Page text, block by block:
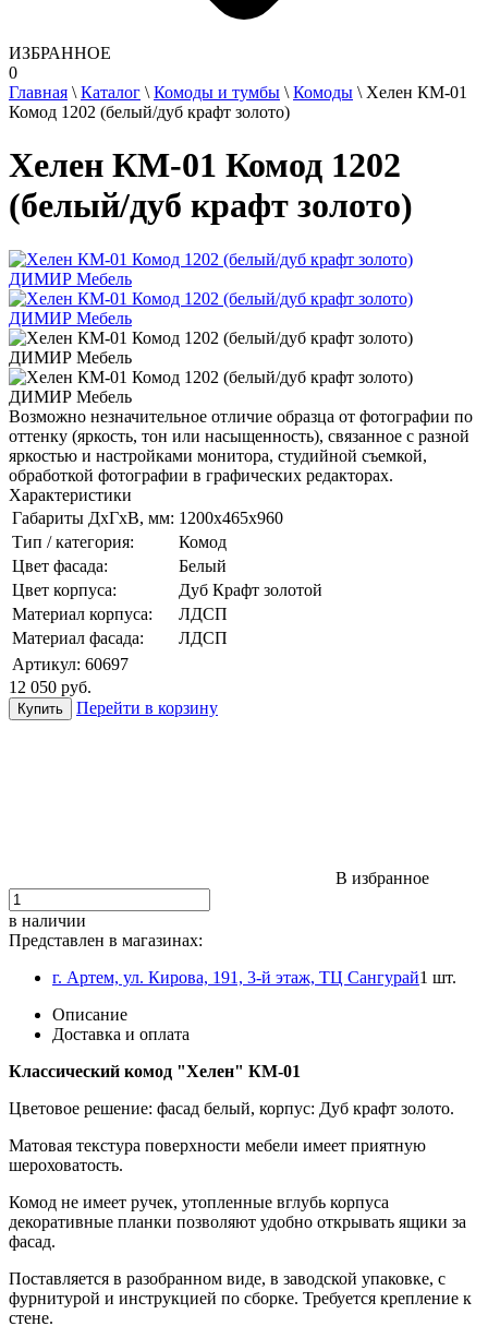
ИЗБРАННОЕ
0
Главная \ Каталог \ Комоды и тумбы \ Комоды \ Хелен КМ-01
Комод 1202 (белый/дуб крафт золото)
Хелен КМ-01 Комод 1202
(белый/дуб крафт золото)
Возможно незначительное отличие образца от фотографии по
оттенку (яркость, тон или насыщенность), связанное с разной
яркостью и настройками монитора, студийной съемкой,
обработкой фотографии в графических редакторах.
Характеристики
Габариты ДхГхВ, мм: 1200х465х960
Тип / категория:
Комод
Цвет фасада:
Белый
Цвет корпуса:
Дуб Крафт золотой
Материал корпуса:
ЛДСП
Материал фасада:
ЛДСП
Артикул: 60697
12 050 руб.
Перейти в корзину
В избранное
в наличии
Представлен в магазинах:
г. Артем, ул. Кирова, 191, 3-й этаж, ТЦ Сангурай1 шт.
Описание
Доставка и оплата
Классический комод "Хелен" КМ-01
Цветовое решение: фасад белый, корпус: Дуб крафт золото.
Матовая текстура поверхности мебели имеет приятную
шероховатость.
Комод не имеет ручек, утопленные вглубь корпуса
декоративные планки позволяют удобно открывать ящики за
фасад.
Поставляется в разобранном виде, в заводской упаковке, с
фурнитурой и инструкцией по сборке. Требуется крепление к
стене.